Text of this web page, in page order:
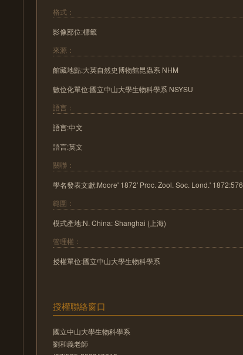
格式：
影像部位:標籤
來源：
館藏地點:大英自然史博物館昆蟲系 NHM
數位化單位:國立中山大學生物科學系 NSYSU
語言：
語言:中文
語言:英文
關聯：
學名發表文獻:Moore' 1872' Proc. Zool. Soc. Lond.' 1872:576
範圍：
模式產地:N. China: Shanghai (上海)
管理權：
授權單位:國立中山大學生物科學系
授權聯絡窗口
國立中山大學生物科學系
劉和義老師